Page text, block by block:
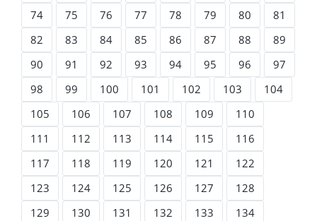
74
75 76 77 78 79 80
81
82
83 84 85 86 87 88
89
90
91 92 93 94 95 96
97
98
99 100 101 102 103
104
105
106 107 108 109
110
111
112 113 114 115
116
117
118 119 120 121
122
123
124 125 126 127
128
129
130 131 132 133
134